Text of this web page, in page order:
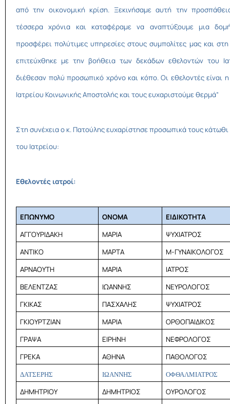
από την οικονομική κρίση. Ξεκινήσαμε αυτή την
τέσσερα χρόνια και καταφέραμε να αναπτύξουμε μια
προσφέρει πολύτιμες υπηρεσίες στους συμπολίτες μας και
επιτεύχθηκε με την βοήθεια των δεκάδων εθελοντών του
διέθεσαν πολύ προσωπικό χρόνο και κόπο. Οι εθελοντές είναι
Ιατρείου Κοινωνικής Αποστολής και τους ευχαριστούμε θερμά”
Στη συνέχεια ο κ. Πατούλης ευχαρίστησε προσωπικά τους κάτωθι
του Ιατρείου:
Εθελοντές ιατροί:
ΕΠΩΝΥΜΟ ΟΝΟΜΑ
ΕΙΔΙΚΟΤΗΤΑ
ΑΓΓΟΥΡΙΔΑΚΗ
ΜΑΡΙΑ
ΨΥΧΙΑΤΡΟΣ
ΑΝΤΙΚΟ
ΜΑΡΤΑ
Μ-ΓΥΝΑΙΚΟΛΟΓΟΣ
ΑΡΝΑΟΥΤΗ
ΜΑΡΙΑ
ΙΑΤΡΟΣ
ΒΕΛΕΝΤΖΑΣ
ΙΩΑΝΝΗΣ
ΝΕΥΡΟΛΟΓΟΣ
ΓΚΙΚΑΣ
ΠΑΣΧΑΛΗΣ
ΨΥΧΙΑΤΡΟΣ
ΓΚΙΟΥΡΤΖΙΑΝ
ΜΑΡΙΑ
ΟΡΘΟΠΑΙΔΙΚΟΣ
ΓΡΑΨΑ
ΕΙΡΗΝΗ
ΝΕΦΡΟΛΟΓΟΣ
ΓΡΕΚΑ
ΑΘΗΝΑ ΠΑΘΟΛΟΓΟΣ
ΔΑΤΣΕΡΗΣ ΙΩΑΝΝΗΣ ΟΦΘΑΛΜΙΑΤΡΟΣ
ΔΗΜΗΤΡΙΟΥ ΔΗΜΗΤΡΙΟΣ ΟΥΡΟΛΟΓΟΣ